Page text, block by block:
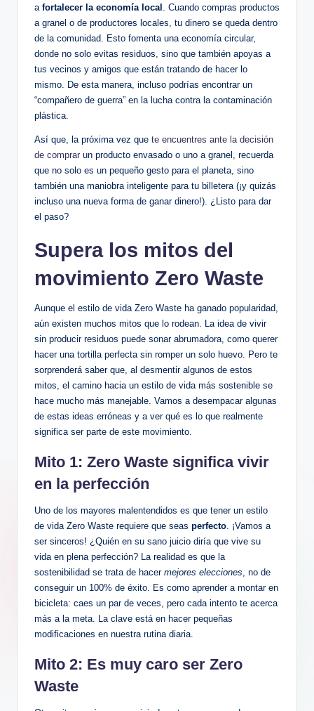
a fortalecer la economía local . Cuando compras productos
a granel o de productores locales, tu dinero se queda dentro
de la comunidad. Esto fomenta una economía circular,
donde no solo evitas residuos, sino que también apoyas a
tus vecinos y amigos que están tratando de hacer lo
mismo. De esta manera, incluso podrías encontrar un
“compañero de guerra” en la lucha contra la contaminación
plástica.
Así que, la próxima vez que te encuentres ante la decisión
de comprar un producto envasado o uno a granel, recuerda
que no solo es un pequeño gesto para el planeta, sino
también una maniobra inteligente para tu billetera (¡y quizás
incluso una nueva forma de ganar dinero!). ¿Listo para dar
el paso?
Supera los mitos del
movimiento Zero Waste
Aunque el estilo de vida Zero Waste ha ganado popularidad,
aún existen muchos mitos que lo rodean. La idea de vivir
sin producir residuos puede sonar abrumadora, como querer
hacer una tortilla perfecta sin romper un solo huevo. Pero te
sorprenderá saber que, al desmentir algunos de estos
mitos, el camino hacia un estilo de vida más sostenible se
hace mucho más manejable. Vamos a desempacar algunas
de estas ideas erróneas y a ver qué es lo que realmente
significa ser parte de este movimiento.
Mito 1: Zero Waste significa vivir
en la perfección
Uno de los mayores malentendidos es que tener un estilo
de vida Zero Waste requiere que seas perfecto. ¡Vamos a
ser sinceros! ¿Quién en su sano juicio diría que vive su
vida en plena perfección? La realidad es que la
sostenibilidad se trata de hacer mejores elecciones, no de
conseguir un 100% de éxito. Es como aprender a montar en
bicicleta: caes un par de veces, pero cada intento te acerca
más a la meta. La clave está en hacer pequeñas
modificaciones en nuestra rutina diaria.
Mito 2: Es muy caro ser Zero
Waste